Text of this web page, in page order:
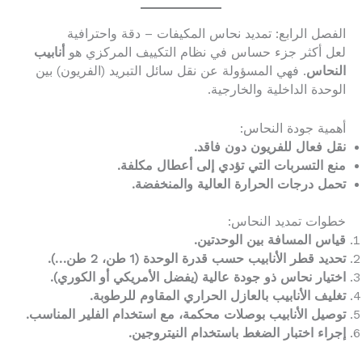
الفصل الرابع: تمديد نحاس المكيفات – دقة واحترافية
لعل أكثر جزء حساس في نظام التكييف المركزي هو أنابيب
النحاس. فهي المسؤولة عن نقل سائل التبريد (الفريون) بين
الوحدة الداخلية والخارجية.
أهمية جودة النحاس:
نقل فعال للفريون دون فاقد.
منع التسربات التي تؤدي إلى أعطال مكلفة.
تحمل درجات الحرارة العالية والمنخفضة.
خطوات تمديد النحاس:
قياس المسافة بين الوحدتين.
تحديد قطر الأنابيب حسب قدرة الوحدة (1 طن، 2 طن…).
اختيار نحاس ذو جودة عالية (يفضل الأمريكي أو الكوري).
تغليف الأنابيب بالعازل الحراري المقاوم للرطوبة.
توصيل الأنابيب بوصلات محكمة، مع استخدام الفلير المناسب.
إجراء اختبار الضغط باستخدام النيتروجين.